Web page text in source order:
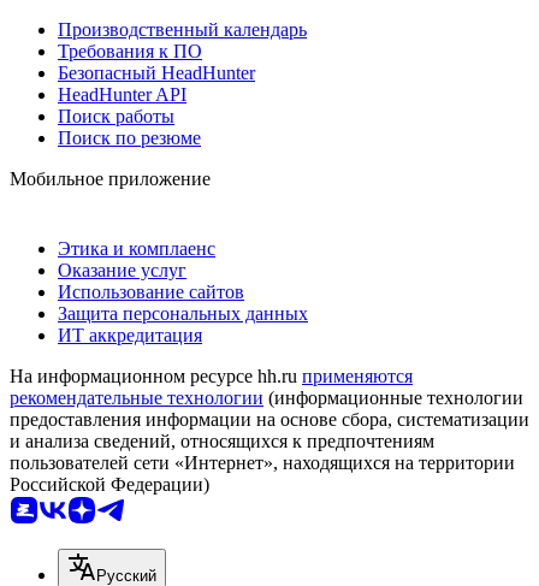
Производственный календарь
Требования к ПО
Безопасный HeadHunter
HeadHunter API
Поиск работы
Поиск по резюме
Мобильное приложение
Этика и комплаенс
Оказание услуг
Использование сайтов
Защита персональных данных
ИТ аккредитация
На информационном ресурсе hh.ru применяются
рекомендательные технологии (информационные технологии
предоставления информации на основе сбора, систематизации
и анализа сведений, относящихся к предпочтениям
пользователей сети «Интернет», находящихся на территории
Российской Федерации)
Русский